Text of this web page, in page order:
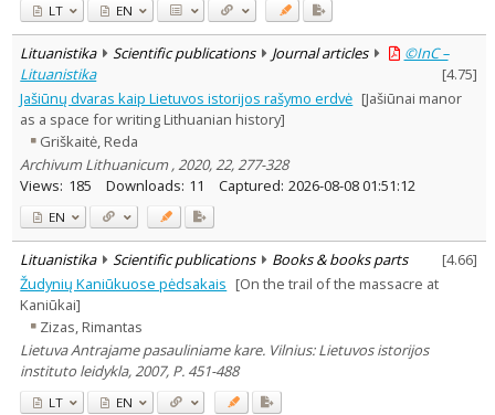
LT EN
Lituanistika Scientific publications Journal articles
©InC –
Lituanistika
[4.75]
Jašiūnų dvaras kaip Lietuvos istorijos rašymo erdvė [Jašiūnai manor
as a space for writing Lithuanian history]
Griškaitė, Reda
Archivum Lithuanicum , 2020, 22, 277-328
Views: 185 Downloads: 11 Captured: 2026-08-08 01:51:12
EN
Lituanistika Scientific publications Books & books parts [4.66]
Žudynių Kaniūkuose pėdsakais [On the trail of the massacre at
Kaniūkai]
Zizas, Rimantas
Lietuva Antrajame pasauliniame kare. Vilnius: Lietuvos istorijos
instituto leidykla, 2007, P. 451-488
LT EN